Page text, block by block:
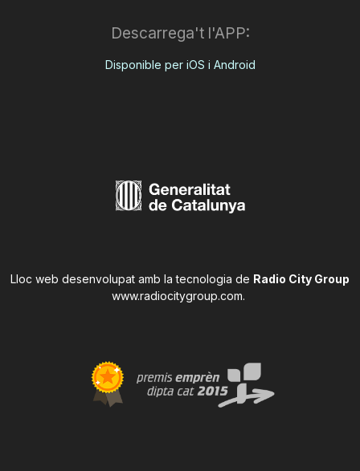
Descarrega't l'APP:
Disponible per iOS i Android
Lloc web desenvolupat amb la tecnologia de Radio City Group
www.radiocitygroup.com.